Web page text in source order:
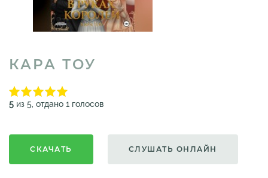
КАРА ТОУ
5 из 5, отдано 1 голосов
СКАЧАТЬ СЛУШАТЬ ОНЛАЙН